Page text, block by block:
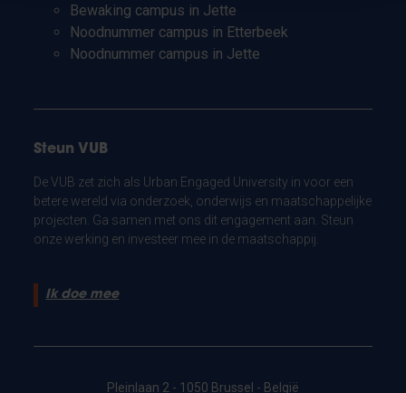
Bewaking campus in Jette
Noodnummer campus in Etterbeek
Noodnummer campus in Jette
Steun VUB
De VUB zet zich als Urban Engaged University in voor een
betere wereld via onderzoek, onderwijs en maatschappelijke
projecten. Ga samen met ons dit engagement aan. Steun
onze werking en investeer mee in de maatschappij.
Ik doe mee
Pleinlaan 2 - 1050 Brussel - België